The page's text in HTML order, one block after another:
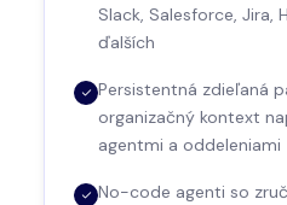
Slack, Salesforce, Jira,
ďalších
Persistentná zdieľaná
organizačný kontext
agentmi a oddeleniami
No-code agenti so